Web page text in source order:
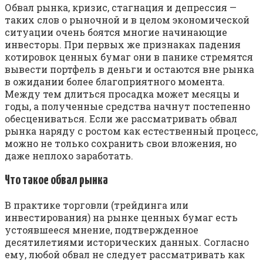
Обвал рынка, кризис, стагнация и депрессия —
таких слов о рыночной и в целом экономической
ситуации очень боятся многие начинающие
инвесторы. При первых же признаках падения
котировок ценных бумаг они в панике стремятся
вывести портфель в деньги и остаются вне рынка
в ожидании более благоприятного момента.
Между тем длиться просадка может месяцы и
годы, а полученные средства начнут постепенно
обесцениваться. Если же рассматривать обвал
рынка наряду с ростом как естественный процесс,
можно не только сохранить свои вложения, но
даже неплохо заработать.
Что такое обвал рынка
В практике торговли (трейдинга или
инвестирования) на рынке ценных бумаг есть
устоявшееся мнение, подтвержденное
десятилетиями исторических данных. Согласно
ему, любой обвал не следует рассматривать как